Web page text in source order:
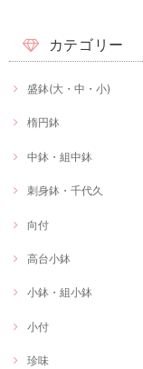
カテゴリー
盛鉢(大・中・小)
楕円鉢
中鉢・組中鉢
刺身鉢・千代久
向付
高台小鉢
小鉢・組小鉢
小付
珍味